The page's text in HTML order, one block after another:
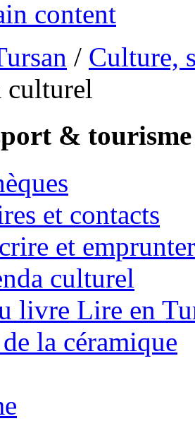
content
/ Culture,
culturel
& tourisme
et contacts
et emprunter
culturel
livre Lire en
la céramique